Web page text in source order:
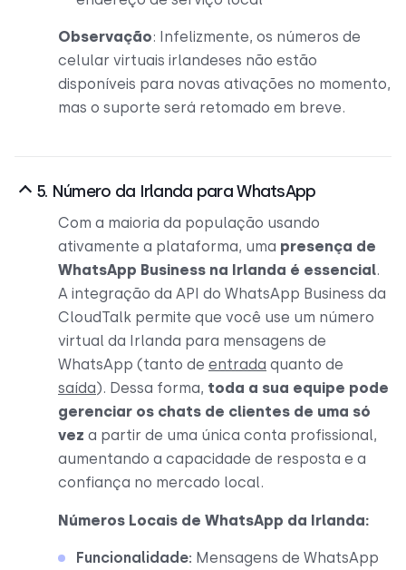
Observação: Infelizmente, os números de
celular virtuais irlandeses não estão
disponíveis para novas ativações no momento,
mas o suporte será retomado em breve.
5. Número da Irlanda para WhatsApp
Com a maioria da população usando
ativamente a plataforma, uma presença de
WhatsApp Business na Irlanda é essencial.
A integração da API do WhatsApp Business da
CloudTalk permite que você use um número
virtual da Irlanda para mensagens de
WhatsApp (tanto de entrada quanto de
saída). Dessa forma, toda a sua equipe pode
gerenciar os chats de clientes de uma só
vez a partir de uma única conta profissional,
aumentando a capacidade de resposta e a
confiança no mercado local.
Números Locais de WhatsApp da Irlanda:
Funcionalidade: Mensagens de WhatsApp